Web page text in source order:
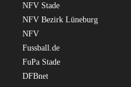
NFV Stade
NFV Bezirk Lüneburg
NFV
Fussball.de
FuPa Stade
DFBnet